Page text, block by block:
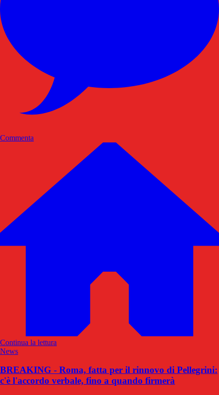
Commenta
Continua la lettura
News
BREAKING - Roma, fatta per il rinnovo di Pellegrini:
c'è l'accordo verbale, fino a quando firmerà